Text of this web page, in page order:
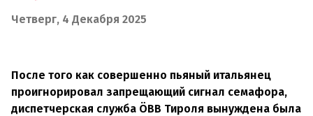
Четверг, 4 Декабря 2025
После того как совершенно пьяный итальянец
проигнорировал запрещающий сигнал семафора,
диспетчерская служба ÖBB Тироля вынуждена была